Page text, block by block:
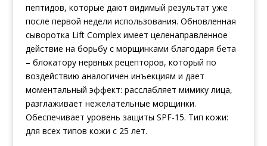
пептидов, которые дают видимый результат уже
после первой недели использования. Обновленная
сыворотка Lift Complex имеет целенаправленное
действие на борьбу с морщинками благодаря бета
– блокатору нервных рецепторов, который по
воздействию аналогичен инъекциям и дает
моментальный эффект: расслабляет мимику лица,
разглаживает нежелательные морщинки.
Обеспечивает уровень защиты SPF-15. Тип кожи:
для всех типов кожи с 25 лет.